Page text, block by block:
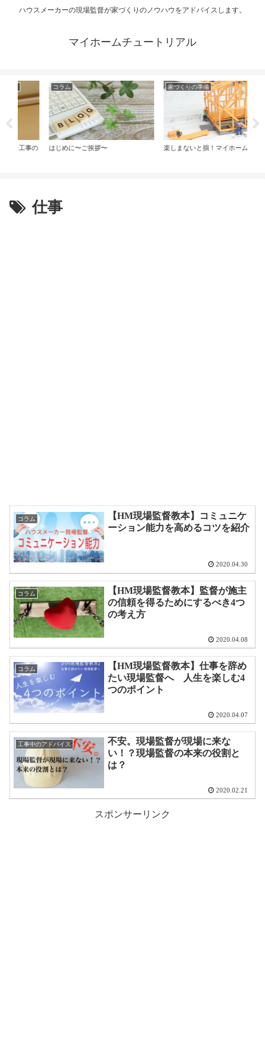
ハウスメーカーの現場監督が家づくりのノウハウをアドバイスします。
マイホームチュートリアル
はじめに〜ご挨拶〜
家づくりの準備
楽しまないと損！マイホーム作り
仕事
コラム
【HM現場監督教本】コミュニケ
ーション能力を高めるコツを紹介
2020.04.30
コラム
【HM現場監督教本】監督が施主
の信頼を得るためにするべき4つ
の考え方
2020.04.08
コラム
【HM現場監督教本】仕事を辞め
たい現場監督へ 人生を楽しむ4
つのポイント
2020.04.07
工事中のアドバイス
不安。現場監督が現場に来な
い！？現場監督の本来の役割と
は？
2020.02.21
スポンサーリンク